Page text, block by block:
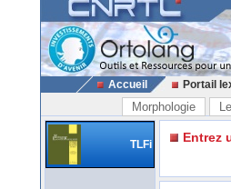
Accueil Portail
Morphologie
TLFi Entrez